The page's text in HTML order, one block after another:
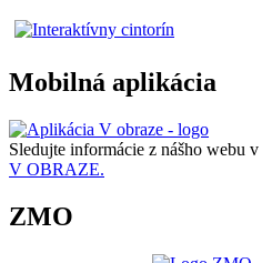
Mobilná aplikácia
Sledujte informácie z nášho webu v
V OBRAZE.
ZMO